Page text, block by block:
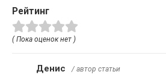
Рейтинг
( Пока оценок нет )
Денис / автор статьи